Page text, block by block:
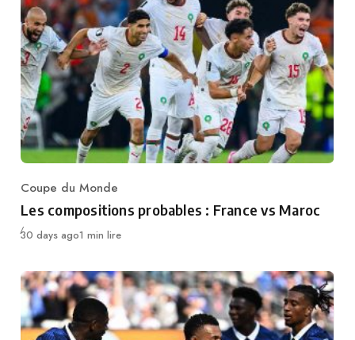
Category
Coupe du Monde
Les compositions probables : France vs Maroc
Publié
30 days ago1 min lire